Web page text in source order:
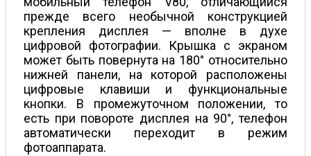
прежде всего необычной конструкцией
крепления дисплея — вполне в духе
цифровой фотографии. Крышка с экраном
может быть повернута на 180° относительно
нижней панели, на которой расположены
цифровые клавиши и функциональные
кнопки. В промежуточном положении, то
есть при повороте дисплея на 90°, телефон
автоматически переходит в режим
фотоаппарата.